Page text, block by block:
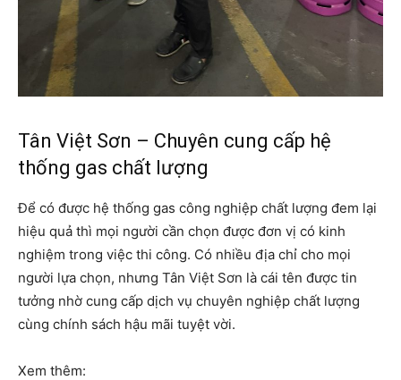
Tân Việt Sơn – Chuyên cung cấp hệ
thống gas chất lượng
Để có được hệ thống gas công nghiệp chất lượng đem lại
hiệu quả thì mọi người cần chọn được đơn vị có kinh
nghiệm trong việc thi công. Có nhiều địa chỉ cho mọi
người lựa chọn, nhưng Tân Việt Sơn là cái tên được tin
tưởng nhờ cung cấp dịch vụ chuyên nghiệp chất lượng
cùng chính sách hậu mãi tuyệt vời.
Xem thêm: